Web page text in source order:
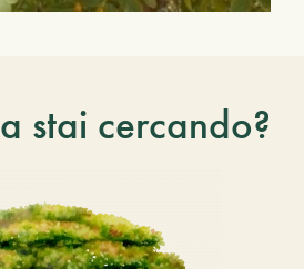
stai cercando?